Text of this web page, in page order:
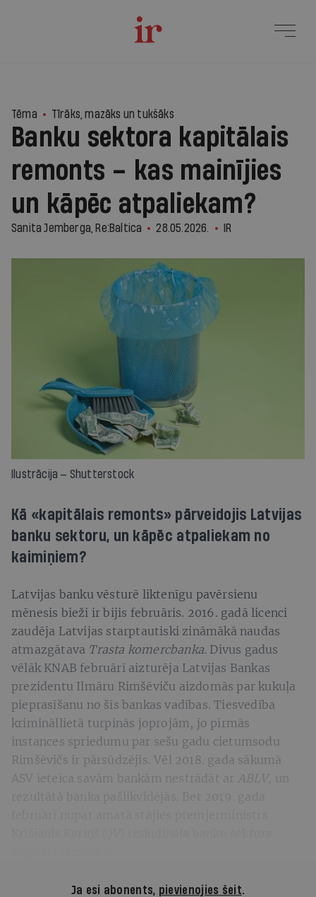
Tēma Tīrāks, mazāks un tukšāks
Banku sektora kapitālais
remonts – kas mainījies
un kāpēc atpaliekam?
Sanita Jemberga, Re:Baltica 28.05.2026. IR
Ilustrācija — Shutterstock
Kā «kapitālais remonts» pārveidojis Latvijas
banku sektoru, un kāpēc atpaliekam no
kaimiņiem?
Latvijas banku vēsturē liktenīgu pavērsienu
mēnesis bieži ir bijis februāris. 2016. gadā licenci
zaudēja Latvijas starptautiski zināmākā naudas
atmazgātava Trasta komercbanka. Divus gadus
vēlāk KNAB februārī aizturēja Latvijas Bankas
prezidentu Ilmāru Rimšēviču aizdomās par kukuļa
pieprasīšanu no šīs bankas vadības. Tiesvedība
krimināllietā turpinās joprojām, jo pirmās
instances spriedumu par sešu gadu cietumsodu
Rimšēvičs ir pārsūdzējis. Vēl 2018. gada sākumā
ASV ieteica savām bankām nestrādāt ar ABLV, un
Ja esi abonents, pievienojies šeit.